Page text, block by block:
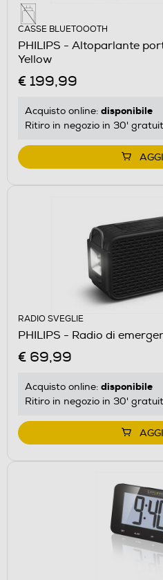
CASSE BLUETOOOTH
PHILIPS - Altoparlante
Yellow
€ 199,99
Acquisto online: disponibile
Ritiro in negozio in 30'
RADIO SVEGLIE
PHILIPS - Radio di
€ 69,99
Acquisto online: disponibile
Ritiro in negozio in 30'